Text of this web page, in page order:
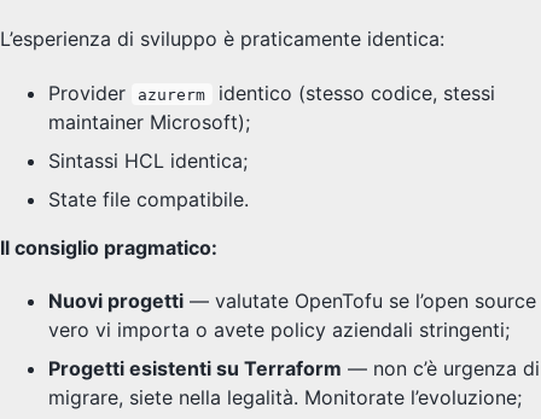
L’esperienza di sviluppo è praticamente identica:
Provider azurerm
identico (stesso codice, stessi
maintainer Microsoft);
Sintassi HCL identica;
State file compatibile.
Il consiglio pragmatico:
Nuovi progetti — valutate OpenTofu se l’open source
vero vi importa o avete policy aziendali stringenti;
Progetti esistenti su Terraform — non c’è urgenza di
migrare, siete nella legalità. Monitorate l’evoluzione;